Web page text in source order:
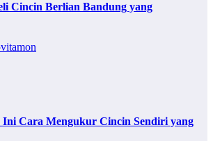
Cincin Berlian Bandung yang
Ini Cara Mengukur Cincin Sendiri yang